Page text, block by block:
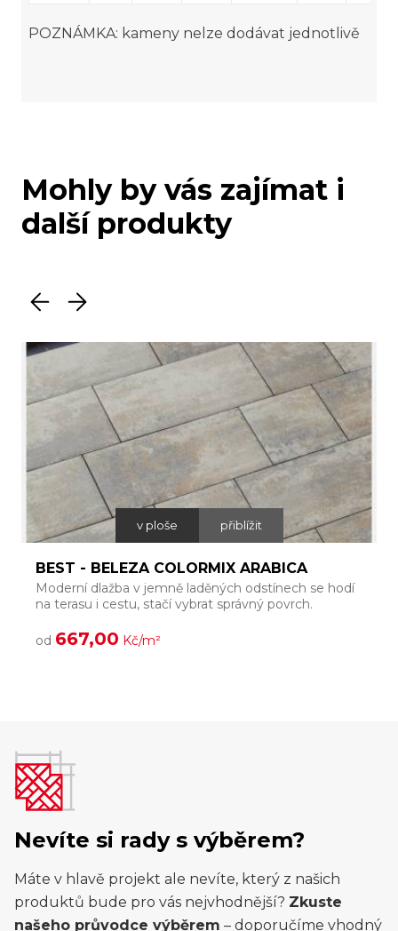
POZNÁMKA: kameny nelze dodávat jednotlivě
Mohly by vás zajímat i
další produkty
v ploše přiblížit
BEST - BELEZA COLORMIX ARABICA
Moderní dlažba v jemně laděných odstínech se hodí
na terasu i cestu, stačí vybrat správný povrch.
od 667,00 Kč/m²
Nevíte si rady s výběrem?
Máte v hlavě projekt ale nevíte, který z našich
produktů bude pro vás nejvhodnější? Zkuste
našeho průvodce výběrem – doporučíme vhodný